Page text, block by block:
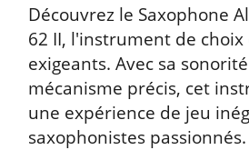
Découvrez le Saxophone
62 II, l'instrument de
exigeants. Avec sa
mécanisme précis, cet
une expérience de jeu
saxophonistes passionnés.